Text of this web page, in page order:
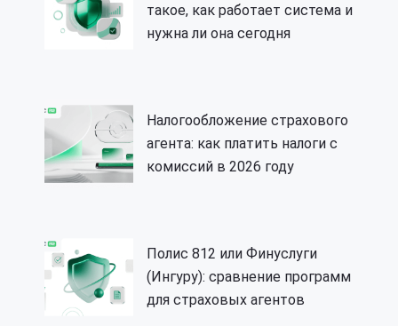
такое, как работает система и
нужна ли она сегодня
Налогообложение страхового
агента: как платить налоги с
комиссий в 2026 году
Полис 812 или Финуслуги
(Ингуру): сравнение программ
для страховых агентов